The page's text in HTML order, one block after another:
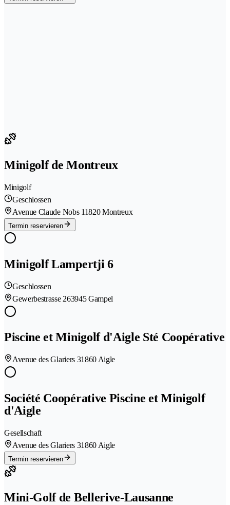
Minigolf de Montreux
Minigolf
Geschlossen
Avenue Claude Nobs 11820 Montreux
Termin reservieren
Minigolf Lampertji 6
Geschlossen
Gewerbestrasse 263945 Gampel
Piscine et Minigolf d'Aigle Sté Coopérative
Avenue des Glariers 31860 Aigle
Société Coopérative Piscine et Minigolf
d'Aigle
Gesellschaft
Avenue des Glariers 31860 Aigle
Termin reservieren
Mini-Golf de Bellerive-Lausanne